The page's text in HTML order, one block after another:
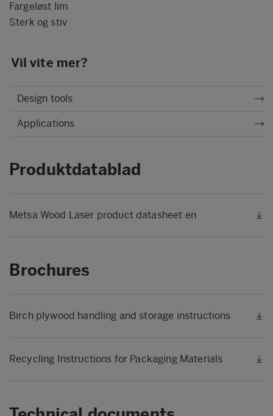
Fargeløst lim
Sterk og stiv
Vil vite mer?
Design tools
Applications
Produktdatablad
Metsa Wood Laser product datasheet en
Brochures
Birch plywood handling and storage instructions
Recycling Instructions for Packaging Materials